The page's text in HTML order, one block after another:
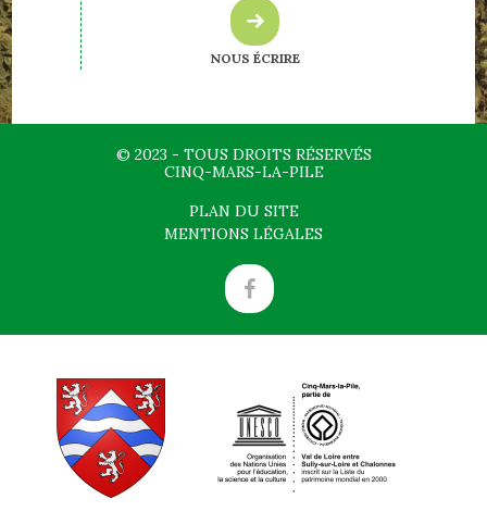
NOUS ÉCRIRE
© 2023 - TOUS DROITS RÉSERVÉS
CINQ-MARS-LA-PILE
PLAN DU SITE
MENTIONS LÉGALES